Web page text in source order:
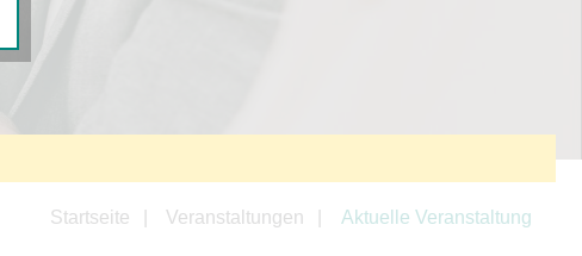
Startseite Veranstaltungen Aktuelle Veranstaltung